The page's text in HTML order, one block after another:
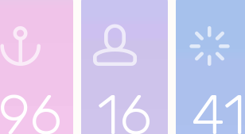
96 16 41